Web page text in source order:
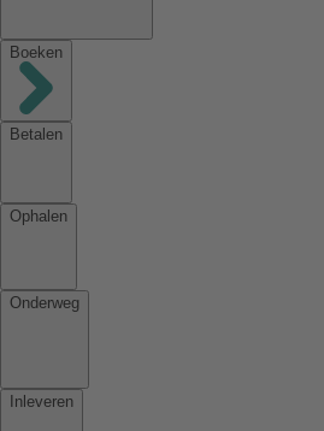
Boeken
Betalen
Ophalen
Onderweg
Inleveren